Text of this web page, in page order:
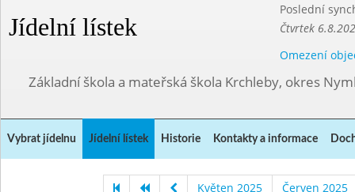
Jídelní lístek
Poslední
Čtvrtek
Omezení
Základní škola a mateřská škola Krchleby, okres
Vybrat jídelnu Jídelní lístek Historie Kontakty a informace
Květen 2025 Červen 2025